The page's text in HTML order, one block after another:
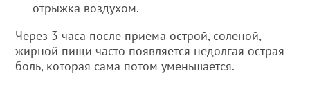
отрыжка воздухом.
Через 3 часа после приема острой, соленой,
жирной пищи часто появляется недолгая острая
боль, которая сама потом уменьшается.